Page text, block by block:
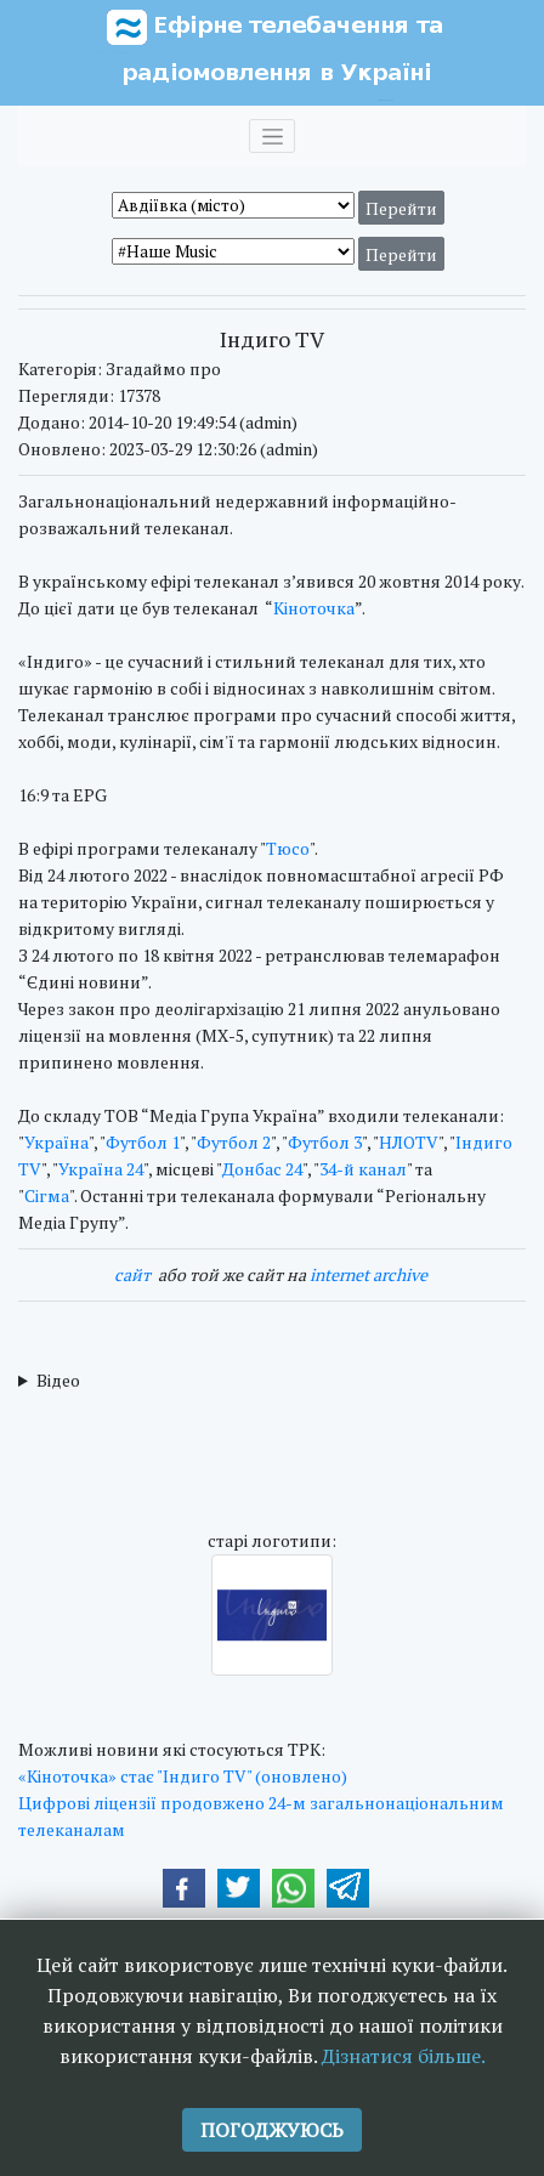
Індиго TV
Категорія: Згадаймо про
Перегляди: 17378
Додано: 2014-10-20 19:49:54 (admin)
Оновлено: 2023-03-29 12:30:26 (admin)
Загальнонаціональний недержавний інформаційно-
розважальний телеканал.
В українському ефірі телеканал з’явився 20 жовтня 2014 року.
До цієї дати це був телеканал “Кіноточка”.
«Індиго» - це сучасний і стильний телеканал для тих, хто
шукає гармонію в собі і відносинах з навколишнім світом.
Телеканал транслює програми про сучасний способі життя,
хоббі, моди, кулінарії, сім'ї та гармонії людських відносин.
16:9 та EPG
В ефірі програми телеканалу "Тюсо".
Від 24 лютого 2022 - внаслідок повномасштабної агресії РФ
на територію України, сигнал телеканалу поширюється у
відкритому вигляді.
З 24 лютого по 18 квітня 2022 - ретранслював телемарафон
“Єдині новини”.
Через закон про деолігархізацію 21 липня 2022 анульовано
ліцензії на мовлення (МХ-5, супутник) та 22 липня
припинено мовлення.
До складу ТОВ “Медіа Група Україна” входили телеканали:
"Україна", "Футбол 1", "Футбол 2", "Футбол 3", "НЛОTV", "Індиго
TV", "Україна 24", місцеві "Донбас 24", "34-й канал" та
"Сігма". Останні три телеканала формували “Регіональну
Медіа Групу”.
cайтабо той же сайт наinternet archive
Відео
cтарі логотипи:
Можливі новини які стосуються ТРК:
«Кіноточка» стає "Індиго TV" (оновлено)
Цифрові ліцензії продовжено 24-м загальнонаціональним
телеканалам
Цей сайт використовує лише технічні куки-файли.
Продовжуючи навігацію, Ви погоджуєтесь на їх
використання у відповідності до нашої політики
використання куки-файлів.Дізнатися більше.
ПОГОДЖУЮСЬ
радіомовлення в Україні 2006-